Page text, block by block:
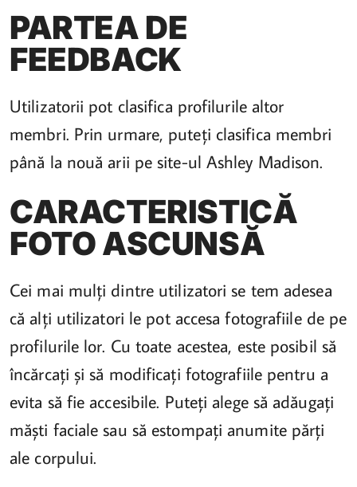
PARTEA DE
FEEDBACK
Utilizatorii pot clasifica profilurile altor
membri. Prin urmare, puteți clasifica membri
până la nouă arii pe site-ul Ashley Madison.
CARACTERISTICĂ
FOTO ASCUNSĂ
Cei mai mulți dintre utilizatori se tem adesea
că alți utilizatori le pot accesa fotografiile de pe
profilurile lor. Cu toate acestea, este posibil să
încărcați și să modificați fotografiile pentru a
evita să fie accesibile. Puteți alege să adăugați
măști faciale sau să estompați anumite părți
ale corpului.